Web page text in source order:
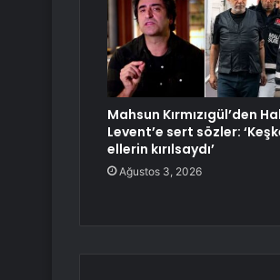
Mahsun Kırmızıgül’den
Levent’e sert sözler:
ellerin kırılsaydı’
Ağustos 3, 2026